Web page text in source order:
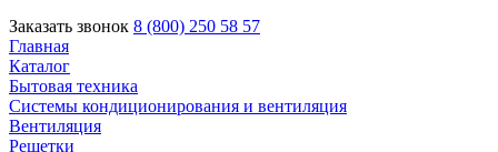
Заказать звонок 8 (800) 250 58 57
Главная
Каталог
Бытовая техника
Системы кондиционирования и вентиляция
Вентиляция
Решетки